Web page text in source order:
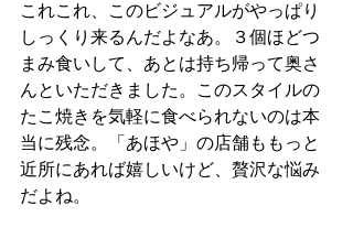
これこれ、このビジュアルがやっぱり
しっくり来るんだよなあ。３個ほどつ
まみ食いして、あとは持ち帰って奥さ
んといただきました。このスタイルの
たこ焼きを気軽に食べられないのは本
当に残念。「あほや」の店舗ももっと
近所にあれば嬉しいけど、贅沢な悩み
だよね。